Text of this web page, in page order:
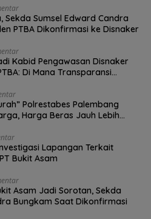
Sekda Sumsel Edward Candra
PTBA Dikonfirmasi ke Disnaker
Kabid Pengawasan Disnaker
Di Mana Transparansi
Polrestabes Palembang
Harga Beras Jauh Lebih
Lapangan Terkait
Bukit Asam
Asam Jadi Sorotan, Sekda
Bungkam Saat Dikonfirmasi